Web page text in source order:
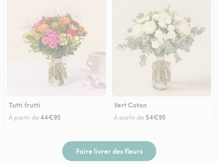
Tutti frutti
À partir de44€95
Vert Coton
À partir de 54€95
Faire livrer des fleurs